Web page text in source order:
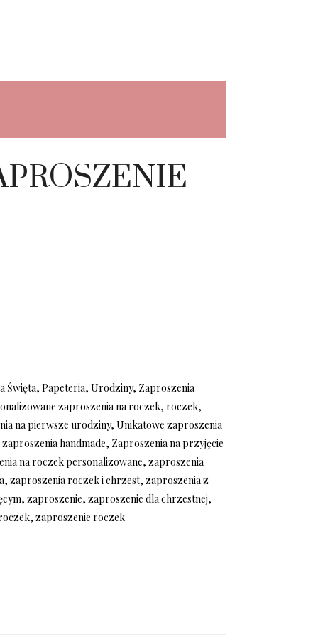
Święta,Papeteria,Urodziny, Zaproszenia
zaproszenia na roczek,roczek,
na pierwsze urodziny,Unikatowe zaproszenia
zaproszenia handmade, Zaproszenia na przyjęcie
na roczek personalizowane,zaproszenia
,zaproszenia roczek i chrzest,zaproszenia z
,zaproszenie,zaproszenie dla chrzestnej,
,zaproszenie roczek